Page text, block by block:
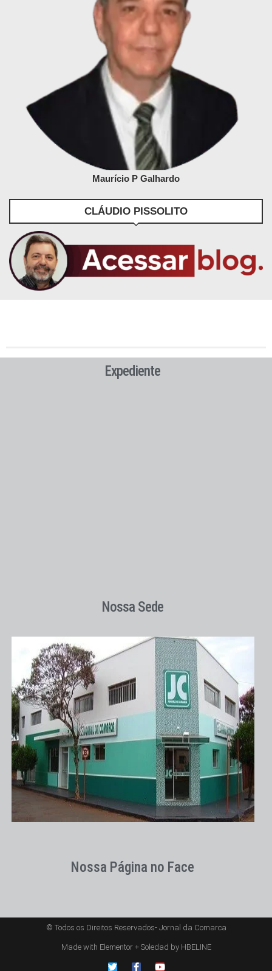
Maurício P Galhardo
CLÁUDIO PISSOLITO
Expediente
Nossa Sede
Nossa Página no Face
© Todos os Direitos Reservados- Jornal da Comarca
Made with Elementor + Soledad by HBELINE